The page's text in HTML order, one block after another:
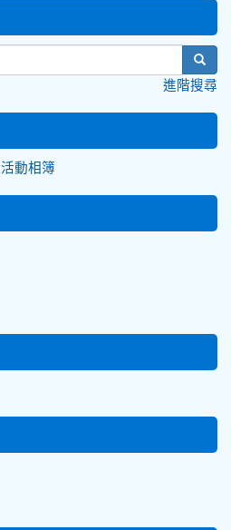
進階搜尋
活動相簿